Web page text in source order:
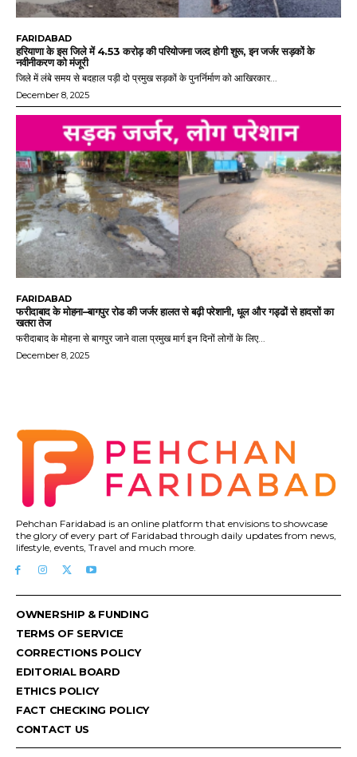
FARIDABAD
हरियाणा के इस जिले में 4.53 करोड़ की परियोजना जल्द होगी शुरू, इन जर्जर सड़कों के
नवीनीकरण को मंजूरी
जिले में लंबे समय से बदहाल पड़ी दो प्रमुख सड़कों के पुनर्निर्माण को आखिरकार...
December 8, 2025
FARIDABAD
फरीदाबाद के मोहना–बागपुर रोड की जर्जर हालत से बढ़ी परेशानी, धूल और गड्ढों से हादसों का
खतरा तेज
फरीदाबाद के मोहना से बागपुर जाने वाला प्रमुख मार्ग इन दिनों लोगों के लिए...
December 8, 2025
Pehchan Faridabad is an online platform that envisions to showcase
the glory of every part of Faridabad through daily updates from news,
lifestyle, events, Travel and much more.
OWNERSHIP & FUNDING
TERMS OF SERVICE
CORRECTIONS POLICY
EDITORIAL BOARD
ETHICS POLICY
FACT CHECKING POLICY
CONTACT US